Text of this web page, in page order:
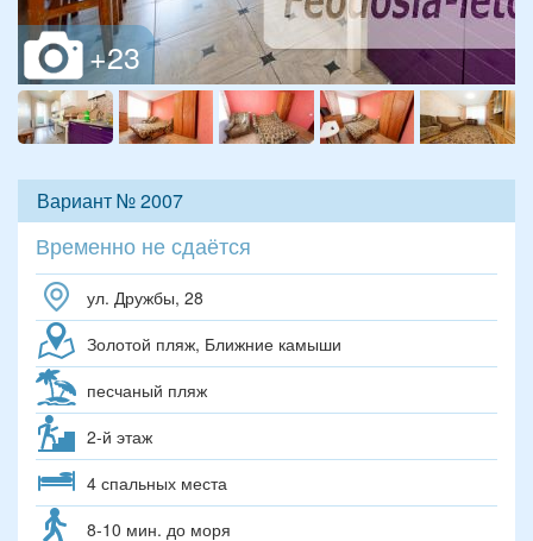
Вариант № 2007
Временно не сдаётся
ул. Дружбы, 28
Золотой пляж, Ближние камыши
песчаный пляж
2-й этаж
4 спальных места
8-10 мин. до моря